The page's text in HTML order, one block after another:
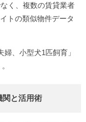
く、複数の賃貸業者
トの類似物件データ
婦、小型犬1匹飼育」
。
関と活用術